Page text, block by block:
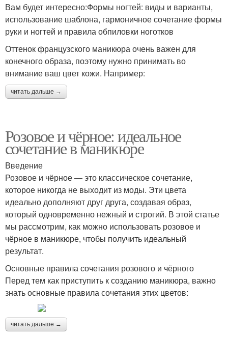
Вам будет интересно:Формы ногтей: виды и варианты,
использование шаблона, гармоничное сочетание формы
руки и ногтей и правила обпиловки ноготков
Оттенок французского маникюра очень важен для
конечного образа, поэтому нужно принимать во
внимание ваш цвет кожи. Например:
читать дальше →
Розовое и чёрное: идеальное
сочетание в маникюре
Введение
Розовое и чёрное — это классическое сочетание,
которое никогда не выходит из моды. Эти цвета
идеально дополняют друг друга, создавая образ,
который одновременно нежный и строгий. В этой статье
мы рассмотрим, как можно использовать розовое и
чёрное в маникюре, чтобы получить идеальный
результат.
Основные правила сочетания розового и чёрного
Перед тем как приступить к созданию маникюра, важно
знать основные правила сочетания этих цветов:
читать дальше →